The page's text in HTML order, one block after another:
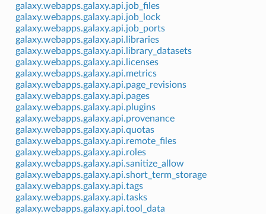
galaxy.webapps.galaxy.api.job_files
galaxy.webapps.galaxy.api.job_lock
galaxy.webapps.galaxy.api.job_ports
galaxy.webapps.galaxy.api.libraries
galaxy.webapps.galaxy.api.library_datasets
galaxy.webapps.galaxy.api.licenses
galaxy.webapps.galaxy.api.metrics
galaxy.webapps.galaxy.api.page_revisions
galaxy.webapps.galaxy.api.pages
galaxy.webapps.galaxy.api.plugins
galaxy.webapps.galaxy.api.provenance
galaxy.webapps.galaxy.api.quotas
galaxy.webapps.galaxy.api.remote_files
galaxy.webapps.galaxy.api.roles
galaxy.webapps.galaxy.api.sanitize_allow
galaxy.webapps.galaxy.api.short_term_storage
galaxy.webapps.galaxy.api.tags
galaxy.webapps.galaxy.api.tasks
galaxy.webapps.galaxy.api.tool_data